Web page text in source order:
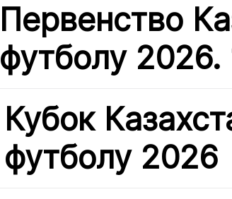
Первенство
футболу 2026.
Кубок
футболу 2026